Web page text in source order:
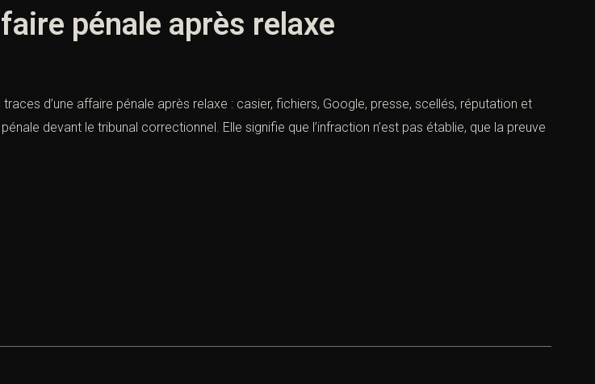
pénale après relaxe
d’une affaire pénale après relaxe : casier, fichiers, Google, presse, scellés, réputation et
devant le tribunal correctionnel. Elle signifie que l’infraction n’est pas établie, que la preuve